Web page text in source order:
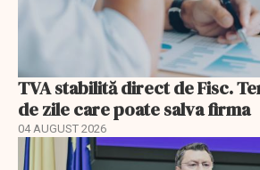
TVA stabilită direct de Fisc.
de zile care poate salva firma
04 AUGUST 2026